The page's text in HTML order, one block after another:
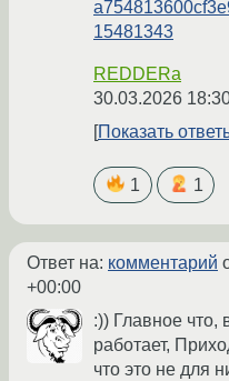
15481343
REDDERa
30.03.2026
Показать
1 1
Ответ на: комментарий
+00:00
:)) Главное что,
работает,
что это не для